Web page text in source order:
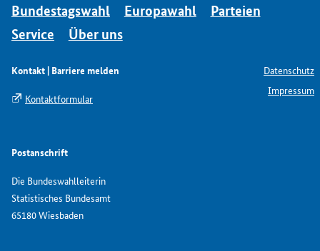
Bundestagswahl Europawahl
Parteien
Service
Über uns
Kontakt | Barriere melden
Kontaktformular
Postanschrift
Die Bundeswahlleiterin
Statistisches Bundesamt
65180 Wiesbaden
Datenschutz
Impressum